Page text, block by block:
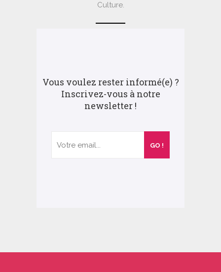
Culture.
Vous voulez rester informé(e) ?
Inscrivez-vous à notre
newsletter !